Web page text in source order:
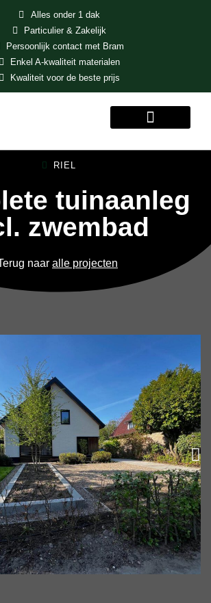
Alles onder 1 dak
Particulier & Zakelijk
Persoonlijk contact met Bram
Enkel A-kwaliteit materialen
Kwaliteit voor de beste prijs
RIEL
tuinaanleg
zwembad
naar alle projecten